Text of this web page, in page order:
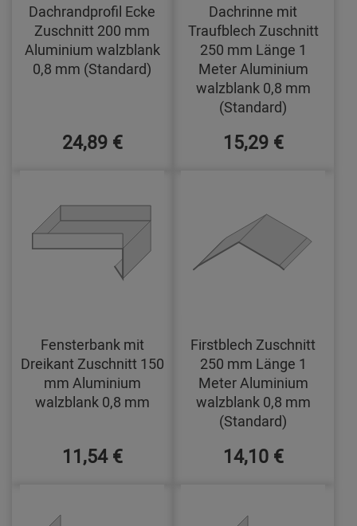
Dachrandprofil Ecke
Zuschnitt 200 mm
Aluminium walzblank
0,8 mm (Standard)
24,89 €
Dachrinne mit
Traufblech Zuschnitt
250 mm Länge 1
Meter Aluminium
walzblank 0,8 mm
(Standard)
15,29 €
Fensterbank mit
Dreikant Zuschnitt 150
mm Aluminium
walzblank 0,8 mm
11,54 €
Firstblech Zuschnitt
250 mm Länge 1
Meter Aluminium
walzblank 0,8 mm
(Standard)
14,10 €